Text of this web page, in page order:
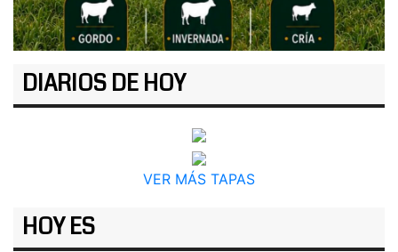
DIARIOS DE HOY
VER MÁS TAPAS
HOY ES